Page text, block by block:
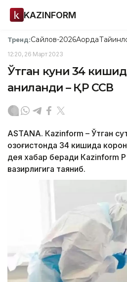
KAZINFORM
Тренд:Сайлов-2026Ақорда
12:20, 26 Март 2023
Ўтган куни 34
аниқланди – ҚР ССВ
ASTANА. Кazinform – Ўтган
Қозоғистонда 34 кишида
дея хабар беради Кazinform
вазирлигига таяниб.